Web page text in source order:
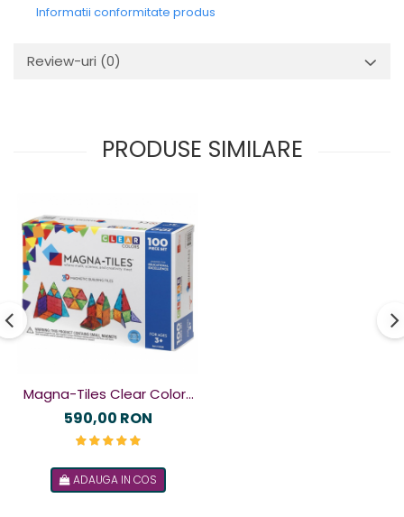
Informatii conformitate produs
Review-uri (0)
PRODUSE SIMILARE
Magna-Tiles Clear Colors
set magnetic (100 piese)
590,00 RON
ADAUGA IN COS